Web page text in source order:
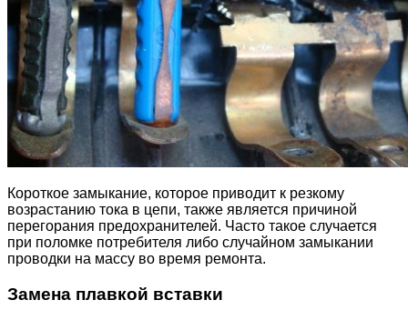
Короткое замыкание, которое приводит к резкому
возрастанию тока в цепи, также является причиной
перегорания предохранителей. Часто такое случается
при поломке потребителя либо случайном замыкании
проводки на массу во время ремонта.
Замена плавкой вставки